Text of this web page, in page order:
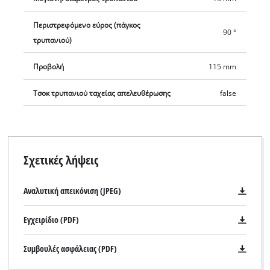
Περιστρεφόμενο εύρος (πάγκος
τρυπανιού)
90 °
Προβολή 115 mm
Τσοκ τρυπανιού ταχείας απελευθέρωσης false
Σχετικές λήψεις
Αναλυτική απεικόνιση (JPEG)
Εγχειρίδιο (PDF)
Συμβουλές ασφάλειας (PDF)